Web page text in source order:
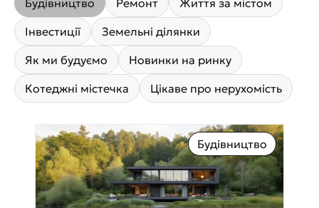
Будівництво Ремонт
Життя за містом
Інвестиції
Земельні ділянки
Як ми будуємо
Новинки на ринку
Котеджні містечка
Цікаве про нерухомість
Будівництво